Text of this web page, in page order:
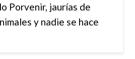
Porvenir, jaurías de
y nadie se hace